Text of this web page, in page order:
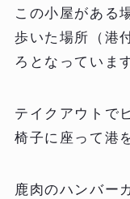
この小屋がある
歩いた場所（港
ろとなっていま
テイクアウトで
椅子に座って港
鹿肉のハンバー